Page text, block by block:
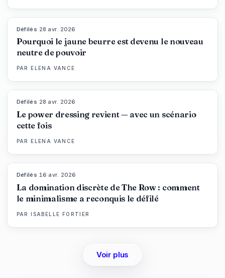
Défilés 28 avr. 2026
Pourquoi le jaune beurre est devenu le nouveau
neutre de pouvoir
PAR ELENA VANCE
Défilés 28 avr. 2026
Le power dressing revient — avec un scénario
cette fois
PAR ELENA VANCE
Défilés 16 avr. 2026
La domination discrète de The Row : comment
le minimalisme a reconquis le défilé
PAR ISABELLE FORTIER
Voir plus